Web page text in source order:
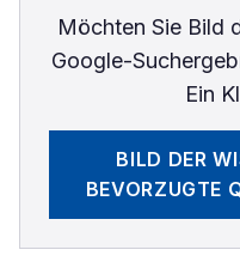
Möchten Sie Bild
Google-
Ein
BILD DER
BEVORZUGTE